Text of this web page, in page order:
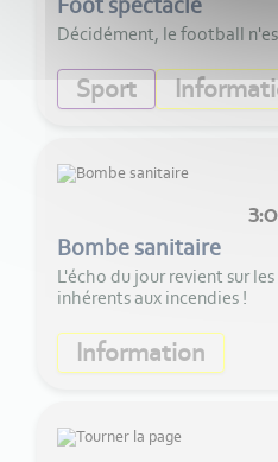
Décidément, le football
Sport
Bombe sanitaire
L'écho du jour revient sur
inhérents aux incendies !
Information